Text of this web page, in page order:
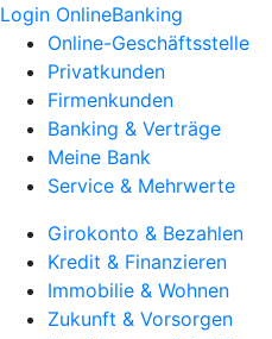
Login OnlineBanking
Online-Geschäftsstelle
Privatkunden
Firmenkunden
Banking & Verträge
Meine Bank
Service & Mehrwerte
Girokonto & Bezahlen
Kredit & Finanzieren
Immobilie & Wohnen
Zukunft & Vorsorgen